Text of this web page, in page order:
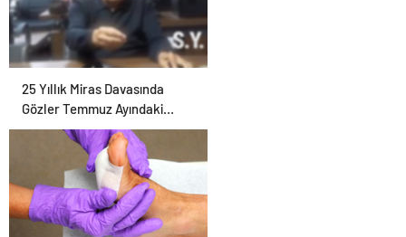
25 Yıllık Miras Davasında
Gözler Temmuz Ayındaki
Karar Duruşmasına Çevrildi